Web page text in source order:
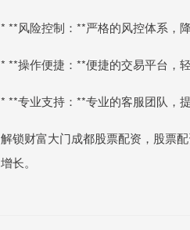
* **风险控制：**严格的风控体系，降
* **操作便捷：**便捷的交易平台，轻
* **专业支持：**专业的客服团队，
解锁财富大门成都股票配资，股票
增长。